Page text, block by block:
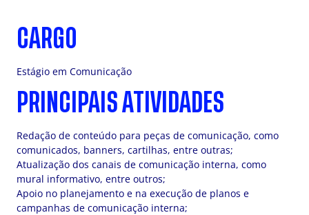
CARGO
Estágio em Comunicação
PRINCIPAIS ATIVIDADES
Redação de conteúdo para peças de comunicação, como
comunicados, banners, cartilhas, entre outras;
Atualização dos canais de comunicação interna, como
mural informativo, entre outros;
Apoio no planejamento e na execução de planos e
campanhas de comunicação interna;